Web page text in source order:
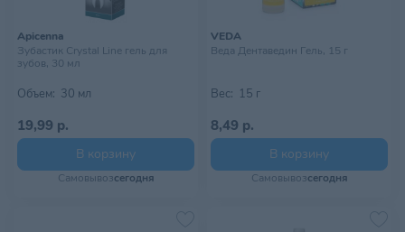
Apicenna
Зубастик Crystal Line гель для
зубов, 30 мл
Объем: 30 мл
19,99 р.
В корзину
Самовывозсегодня
VEDA
Веда Дентаведин Гель, 15 г
Вес: 15 г
8,49 р.
В корзину
Самовывозсегодня